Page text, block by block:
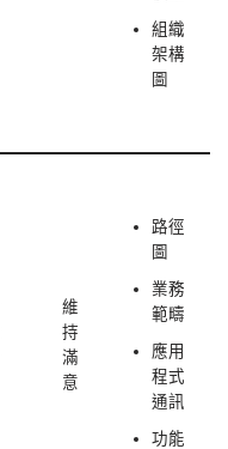
組織
架構
圖
維
持
滿
意
路徑
圖
業務
範疇
應用
程式
通訊
功能